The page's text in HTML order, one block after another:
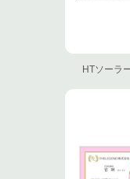
HTソーラ